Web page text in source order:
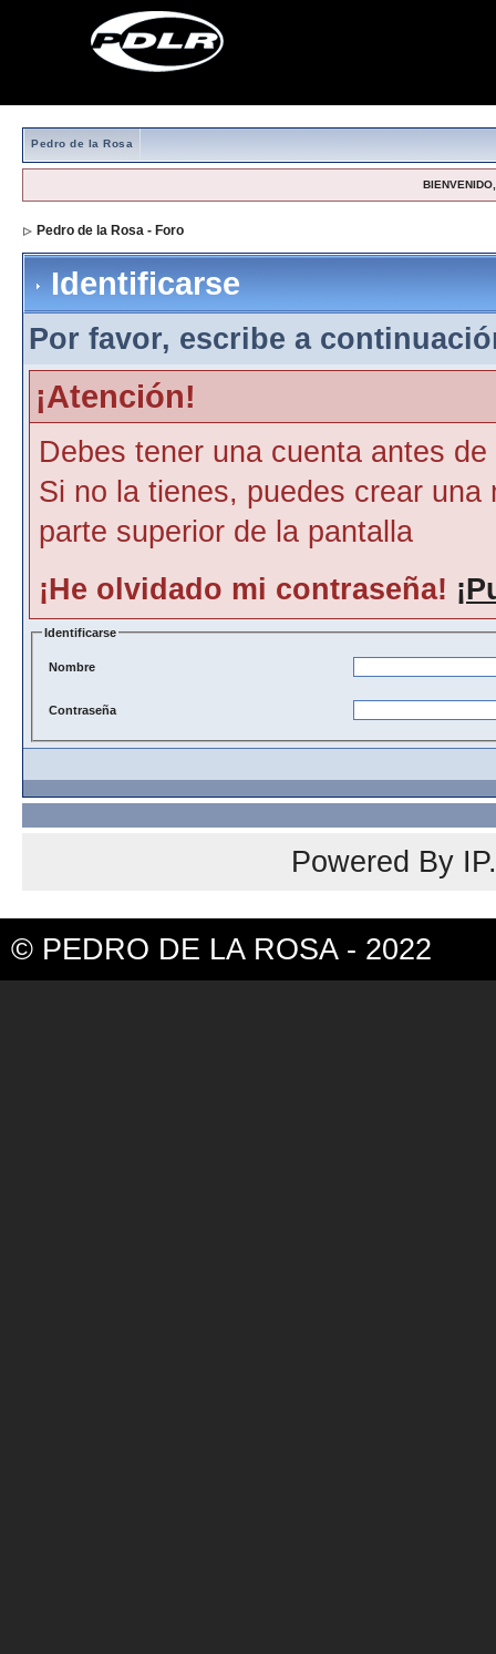
Pedro de la Rosa
Pedro de la Rosa - Foro
Identificarse
Por favor, escribe a
¡Atención!
Debes tener una cuenta antes
Si no la tienes, puedes crear
parte superior de la pantalla
¡He olvidado mi contraseña!
Identificarse
Nombre
Contraseña
Powered By
© PEDRO DE LA ROSA - 2022